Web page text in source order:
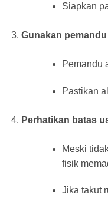
Siapkan
Gunakan
Pemandu
Pastikan
Perhatikan batas
Meski
fisik
Jika takut